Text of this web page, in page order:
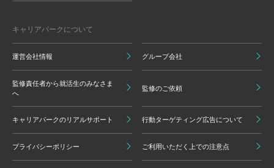
キャリアパークについて
運営会社情報 グループ会社
監修責任者から就活生のみなさま
へ
監修のご依頼
キャリアパークのリアルサポート 行動ターゲティング広告について
プライバシーポリシー ご利用いただく上での注意点